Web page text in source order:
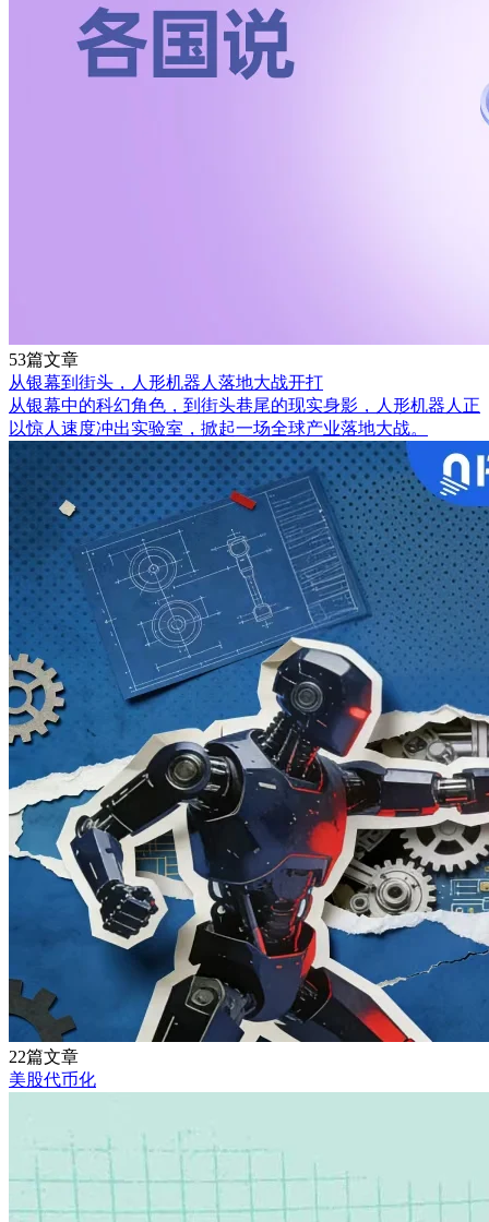
53篇文章
从银幕到街头，人形机器人落地大战开打
从银幕中的科幻角色，到街头巷尾的现实身影，人形机器人正
以惊人速度冲出实验室，掀起一场全球产业落地大战。
22篇文章
美股代币化